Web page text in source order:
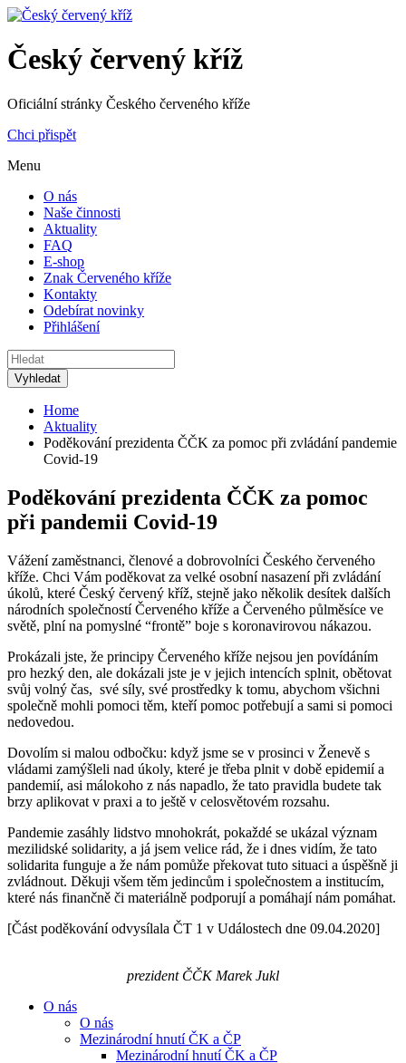
Český červený kříž
Oficiální stránky Českého červeného kříže
Chci přispět
Menu
O nás
Naše činnosti
Aktuality
FAQ
E-shop
Znak Červeného kříže
Kontakty
Odebírat novinky
Přihlášení
Home
Aktuality
Poděkování prezidenta ČČK za pomoc při zvládání pandemie
Covid-19
Poděkování prezidenta ČČK za pomoc
při pandemii Covid-19
Vážení zaměstnanci, členové a dobrovolníci Českého červeného
kříže. Chci Vám poděkovat za velké osobní nasazení při zvládání
úkolů, které Český červený kříž, stejně jako několik desítek dalších
národních společností Červeného kříže a Červeného půlměsíce ve
světě, plní na pomyslné “frontě” boje s koronavirovou nákazou.
Prokázali jste, že principy Červeného kříže nejsou jen povídáním
pro hezký den, ale dokázali jste je v jejich intencích splnit, obětovat
svůj volný čas, své síly, své prostředky k tomu, abychom všichni
společně mohli pomoci těm, kteří pomoc potřebují a sami si pomoci
nedovedou.
Dovolím si malou odbočku: když jsme se v prosinci v Ženevě s
vládami zamýšleli nad úkoly, které je třeba plnit v době epidemií a
pandemií, asi málokoho z nás napadlo, že tato pravidla budete tak
brzy aplikovat v praxi a to ještě v celosvětovém rozsahu.
Pandemie zasáhly lidstvo mnohokrát, pokaždé se ukázal význam
mezilidské solidarity, a já jsem velice rád, že i dnes vidím, že tato
solidarita funguje a že nám pomůže překovat tuto situaci a úspěšně ji
zvládnout. Děkuji všem těm jedincům i společnostem a institucím,
které nás finančně či materiálně podporují a pomáhají nám pomáhat.
[Část poděkování odvysílala ČT 1 v Událostech dne 09.04.2020]
prezident ČČK Marek Jukl
O nás
O nás
Mezinárodní hnutí ČK a ČP
Mezinárodní hnutí ČK a ČP